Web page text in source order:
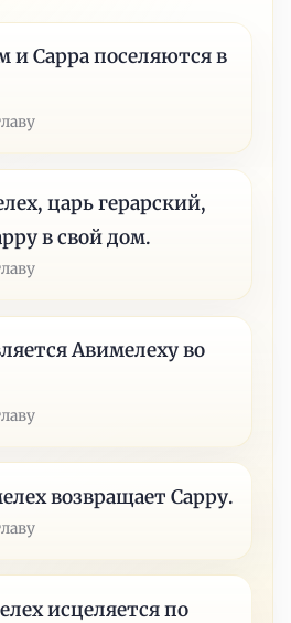
и Сарра поселяются в
царь герарский,
в свой дом.
Авимелеху во
возвращает Сарру.
исцеляется по